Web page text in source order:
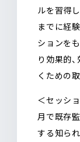
ルを習得
までに経
ションを
り効果的
くための
＜セッシ
月で既存
する知ら